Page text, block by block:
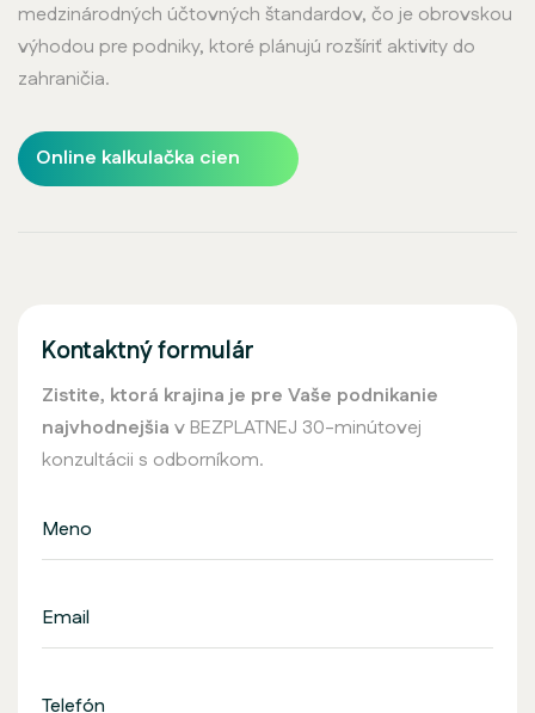
medzinárodných účtovných štandardov, čo je obrovskou
výhodou pre podniky, ktoré plánujú rozšíriť aktivity do
zahraničia.
Online kalkulačka cien
Kontaktný formulár
Zistite, ktorá krajina je pre Vaše podnikanie
najvhodnejšia v BEZPLATNEJ 30-minútovej
konzultácii s odborníkom.